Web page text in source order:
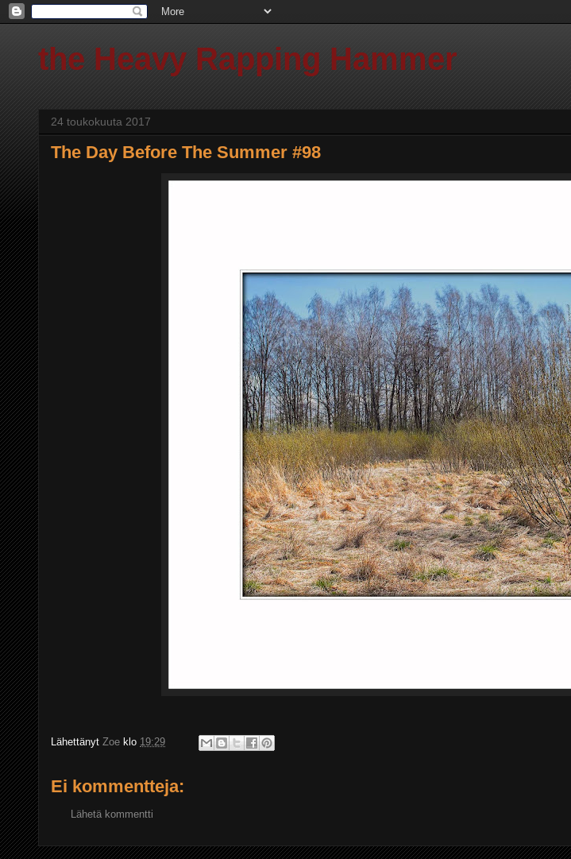
the Heavy Rapping Hammer
24 toukokuuta 2017
The Day Before The Summer #98
Lähettänyt Zoe klo 19:29
Ei kommentteja:
Lähetä kommentti